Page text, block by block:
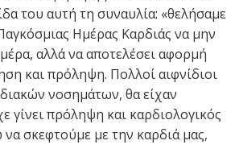
του αυτή τη συναυλία: «θελήσαμε
Ημέρας Καρδιάς να μην
αλλά να αποτελέσει αφορμή
και πρόληψη. Πολλοί αιφνίδιοι
νοσημάτων, θα είχαν
γίνει πρόληψη και καρδιολογικός
σκεφτούμε με την καρδιά μας,